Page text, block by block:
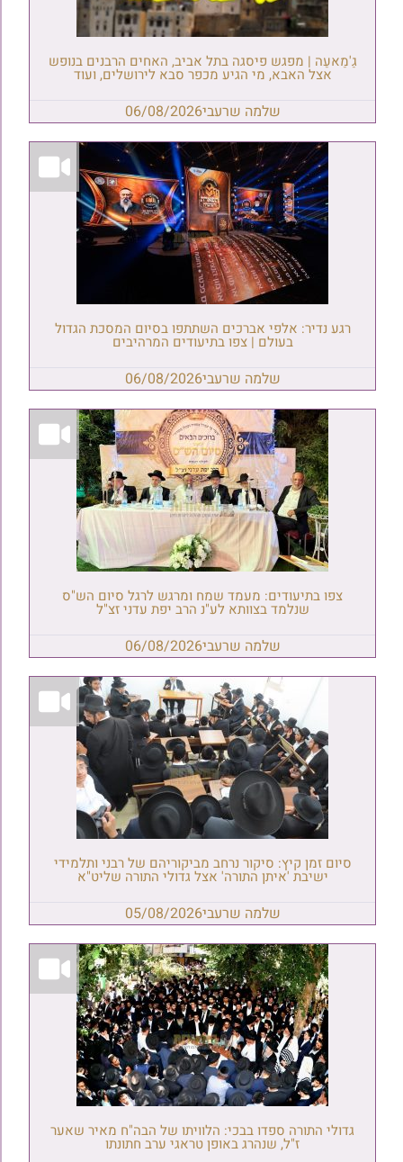
גַ'מַאעַה | מפגש פיסגה בתל אביב, האחים הרבנים בנופש
אצל האבא, מי הגיע מכפר סבא לירושלים, ועוד
שלמה שרעבי06/08/2026
רגע נדיר: אלפי אברכים השתתפו בסיום המסכת הגדול
בעולם | צפו בתיעודים המרהיבים
שלמה שרעבי06/08/2026
צפו בתיעודים: מעמד שמח ומרגש לרגל סיום הש"ס
שנלמד בצוותא לע"נ הרב יפת עדני זצ"ל
שלמה שרעבי06/08/2026
סיום זמן קיץ: סיקור נרחב מביקוריהם של רבני ותלמידי
ישיבת 'איתן התורה' אצל גדולי התורה שליט"א
שלמה שרעבי05/08/2026
גדולי התורה ספדו בבכי: הלוויתו של הבה"ח מאיר שאער
ז"ל, שנהרג באופן טראגי ערב חתונתו